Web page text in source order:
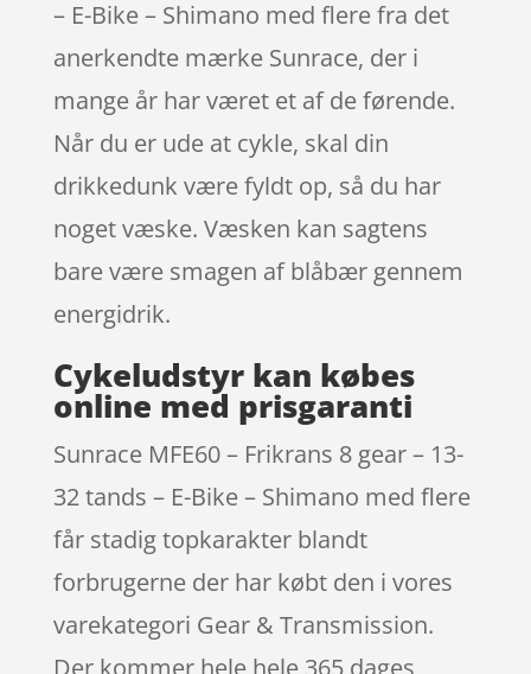
– E-Bike – Shimano med flere fra det
anerkendte mærke Sunrace, der i
mange år har været et af de førende.
Når du er ude at cykle, skal din
drikkedunk være fyldt op, så du har
noget væske. Væsken kan sagtens
bare være smagen af blåbær gennem
energidrik.
Cykeludstyr kan købes
online med prisgaranti
Sunrace MFE60 – Frikrans 8 gear – 13-
32 tands – E-Bike – Shimano med flere
får stadig topkarakter blandt
forbrugerne der har købt den i vores
varekategori Gear & Transmission.
Der kommer hele hele 365 dages